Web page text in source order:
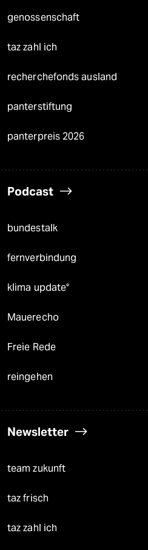
genossenschaft
taz zahl ich
recherchefonds ausland
panterstiftung
panterpreis 2026
Podcast
bundestalk
fernverbindung
klima update°
Mauerecho
Freie Rede
reingehen
Newsletter
team zukunft
taz frisch
taz zahl ich